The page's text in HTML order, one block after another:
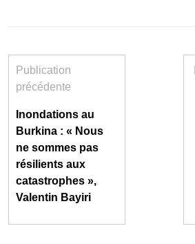
Publication
précédente
Inondations au
Burkina : « Nous
ne sommes pas
résilients aux
catastrophes »,
Valentin Bayiri